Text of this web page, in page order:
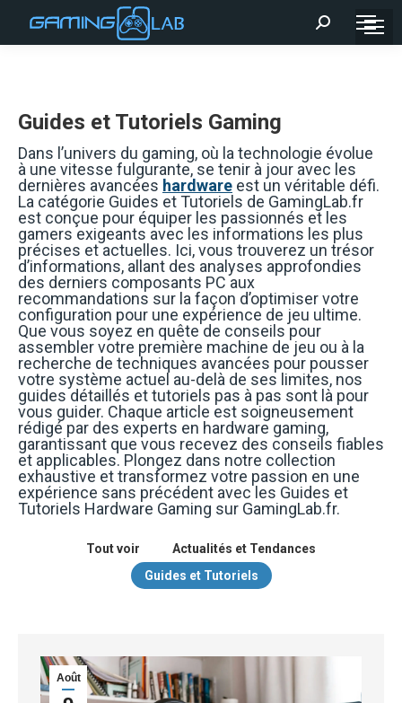
Recherche
Guides et Tutoriels Gaming
Dans l’univers du gaming, où la technologie évolue
à une vitesse fulgurante, se tenir à jour avec les
dernières avancées hardware est un véritable défi.
La catégorie Guides et Tutoriels de GamingLab.fr
est conçue pour équiper les passionnés et les
gamers exigeants avec les informations les plus
précises et actuelles. Ici, vous trouverez un trésor
d’informations, allant des analyses approfondies
des derniers composants PC aux
recommandations sur la façon d’optimiser votre
configuration pour une expérience de jeu ultime.
Que vous soyez en quête de conseils pour
assembler votre première machine de jeu ou à la
recherche de techniques avancées pour pousser
votre système actuel au-delà de ses limites, nos
guides détaillés et tutoriels pas à pas sont là pour
vous guider. Chaque article est soigneusement
rédigé par des experts en hardware gaming,
garantissant que vous recevez des conseils fiables
et applicables. Plongez dans notre collection
exhaustive et transformez votre passion en une
expérience sans précédent avec les Guides et
Tutoriels Hardware Gaming sur GamingLab.fr.
Tout voir
Actualités et Tendances
Guides et Tutoriels
Août